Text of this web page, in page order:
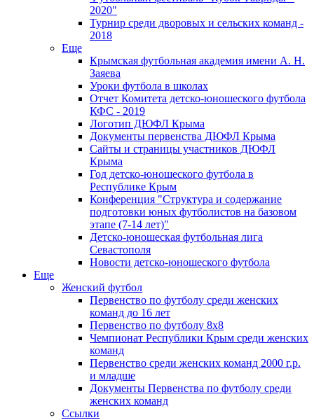
2020"
Турнир среди дворовых и сельских команд -
2018
Еще
Крымская футбольная академия имени А. Н.
Заяева
Уроки футбола в школах
Отчет Комитета детско-юношеского футбола
КФС - 2019
Логотип ДЮФЛ Крыма
Документы первенства ДЮФЛ Крыма
Сайты и страницы участников ДЮФЛ
Крыма
Год детско-юношеского футбола в
Республике Крым
Конференция "Структура и содержание
подготовки юных футболистов на базовом
этапе (7-14 лет)"
Детско-юношеская футбольная лига
Севастополя
Новости детско-юношеского футбола
Еще
Женский футбол
Первенство по футболу среди женских
команд до 16 лет
Первенство по футболу 8х8
Чемпионат Республики Крым среди женских
команд
Первенство среди женских команд 2000 г.р.
и младше
Документы Первенства по футболу среди
женских команд
Ссылки